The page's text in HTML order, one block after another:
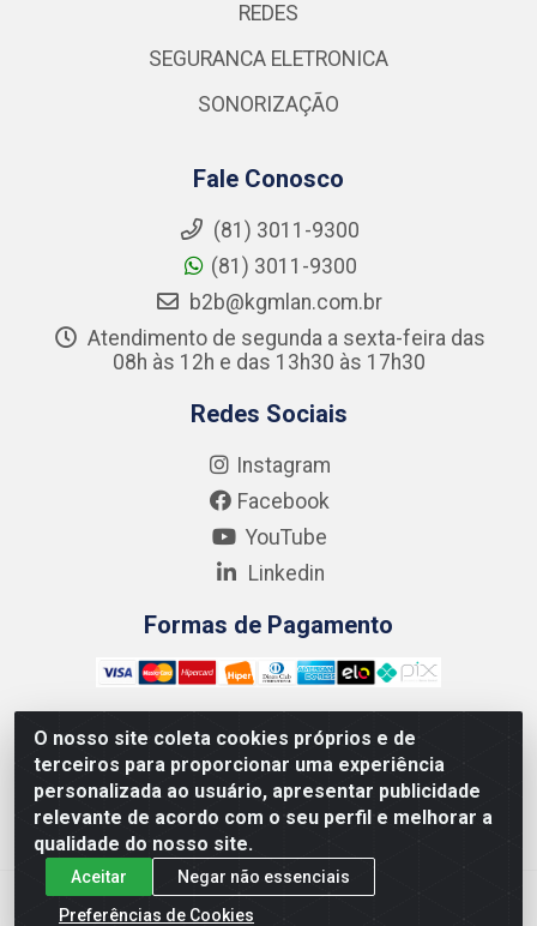
O nosso site coleta cookies próprios e de
terceiros para proporcionar uma experiência
personalizada ao usuário, apresentar publicidade
relevante de acordo com o seu perfil e melhorar a
qualidade do nosso site.
Aceitar
Negar não essenciais
Preferências de Cookies
REDES
SEGURANCA ELETRONICA
SONORIZAÇÃO
Fale Conosco
(81) 3011-9300
(81) 3011-9300
b2b@kgmlan.com.br
Atendimento de segunda a sexta-feira das
08h às 12h e das 13h30 às 17h30
Redes Sociais
Instagram
Facebook
YouTube
Linkedin
Formas de Pagamento
Kgmlan Distribuidora LTDA - CNPJ 18.217.682/0001-54 -
Rua Pedro de Barros Cavalcante, 58 - Bultrins, Olinda/PE
- CEP 53320-110